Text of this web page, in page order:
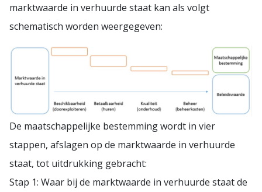
marktwaarde in verhuurde staat kan als volgt
schematisch worden weergegeven:
De maatschappelijke bestemming wordt in vier
stappen, afslagen op de marktwaarde in verhuurde
staat, tot uitdrukking gebracht:
Stap 1: Waar bij de marktwaarde in verhuurde staat de